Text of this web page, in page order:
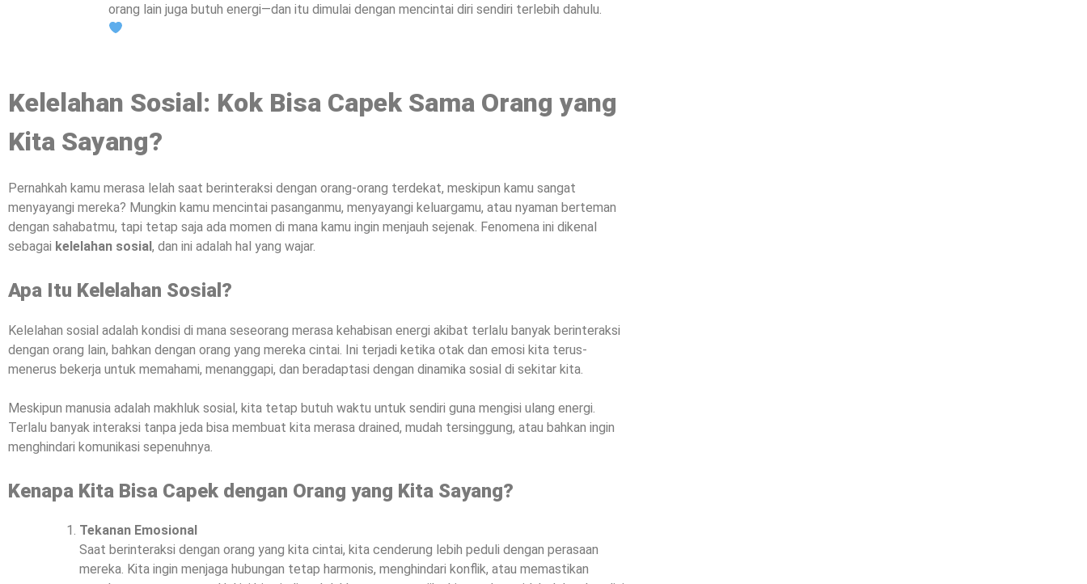
orang lain juga butuh energi—dan itu dimulai dengan mencintai diri sendiri terlebih dahulu.
Kelelahan Sosial: Kok Bisa Capek Sama Orang yang
Kita Sayang?
Pernahkah kamu merasa lelah saat berinteraksi dengan orang-orang terdekat, meskipun kamu sangat
menyayangi mereka? Mungkin kamu mencintai pasanganmu, menyayangi keluargamu, atau nyaman berteman
dengan sahabatmu, tapi tetap saja ada momen di mana kamu ingin menjauh sejenak. Fenomena ini dikenal
sebagai kelelahan sosial, dan ini adalah hal yang wajar.
Apa Itu Kelelahan Sosial?
Kelelahan sosial adalah kondisi di mana seseorang merasa kehabisan energi akibat terlalu banyak berinteraksi
dengan orang lain, bahkan dengan orang yang mereka cintai. Ini terjadi ketika otak dan emosi kita terus-
menerus bekerja untuk memahami, menanggapi, dan beradaptasi dengan dinamika sosial di sekitar kita.
Meskipun manusia adalah makhluk sosial, kita tetap butuh waktu untuk sendiri guna mengisi ulang energi.
Terlalu banyak interaksi tanpa jeda bisa membuat kita merasa drained, mudah tersinggung, atau bahkan ingin
menghindari komunikasi sepenuhnya.
Kenapa Kita Bisa Capek dengan Orang yang Kita Sayang?
Tekanan Emosional
Saat berinteraksi dengan orang yang kita cintai, kita cenderung lebih peduli dengan perasaan
mereka. Kita ingin menjaga hubungan tetap harmonis, menghindari konflik, atau memastikan